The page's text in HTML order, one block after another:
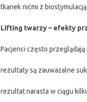
tkanek nićmi z
Lifting twarzy – efekty
Pacjenci często
rezultaty są zauważalne
rezultat narasta w ciągu